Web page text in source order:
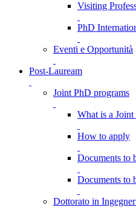
Visiting
PhD
Eventi e Opportunità
Post-Lauream
Joint PhD programs
What is a Joint
How to apply
Documents to
Documents to
Dottorato in